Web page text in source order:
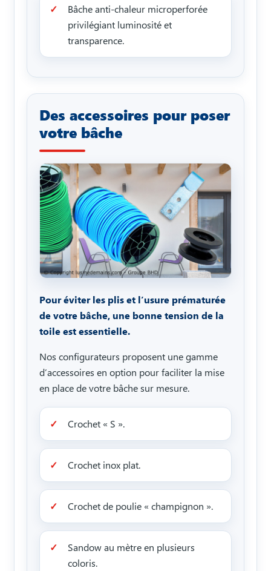
Bâche anti-chaleur microperforée
privilégiant luminosité et
transparence.
Des accessoires pour poser
votre bâche
Pour éviter les plis et l’usure prématurée
de votre bâche, une bonne tension de la
toile est essentielle.
Nos configurateurs proposent une gamme
d’accessoires en option pour faciliter la mise
en place de votre bâche sur mesure.
Crochet « S ».
Crochet inox plat.
Crochet de poulie « champignon ».
Sandow au mètre en plusieurs
coloris.